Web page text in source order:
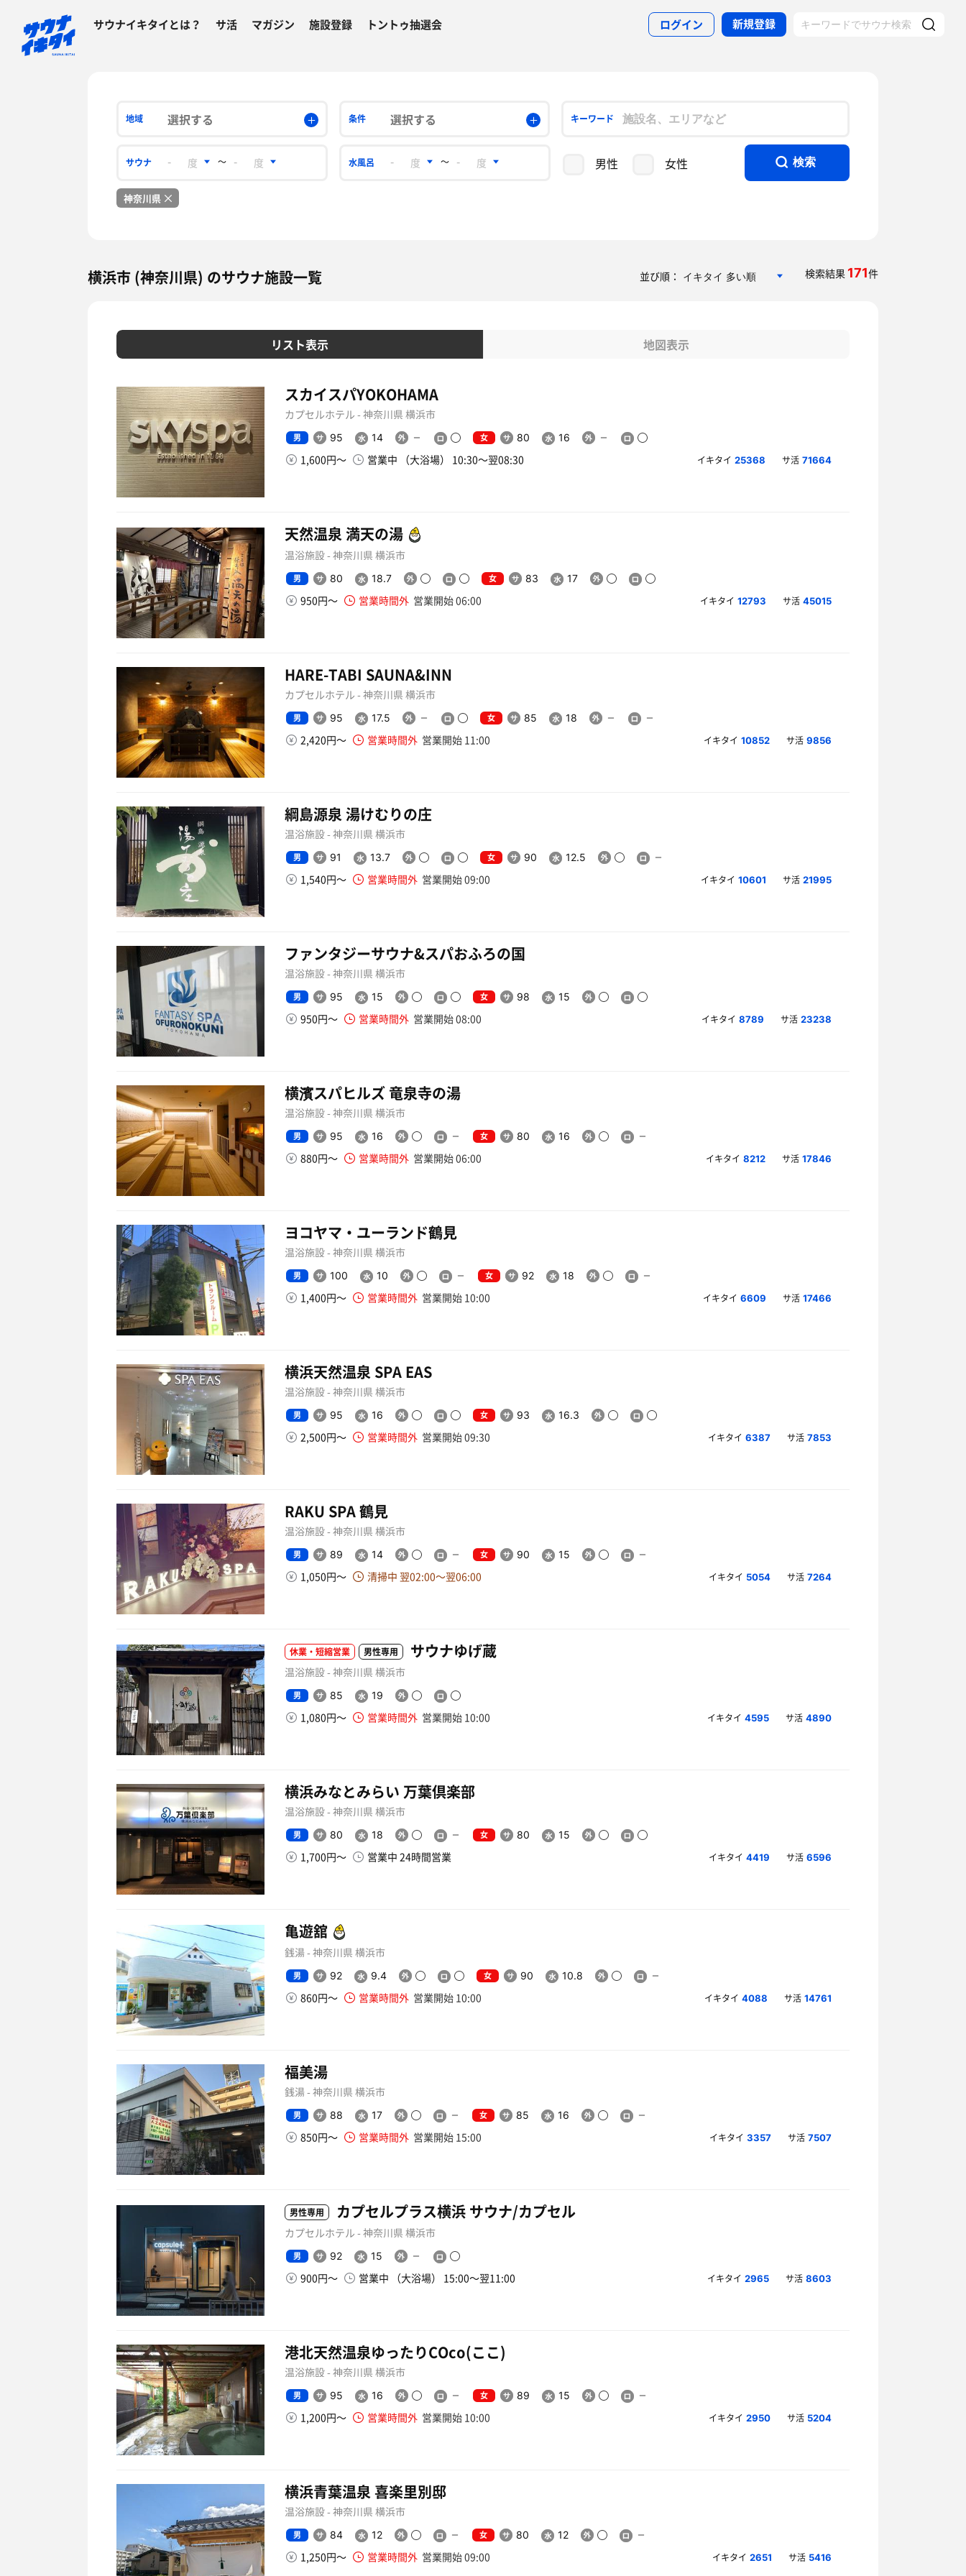
サウナイキタイとは？ サ活 マガジン 施設登録 トントゥ抽選会 ログイン 新規登録
地域 選択する 条件 選択する キーワード
サウナ 〜 水風呂 〜 男性 女性 検索
神奈川県
横浜市 (神奈川県) のサウナ施設一覧 検索結果 171件
並び順：
リスト表示 地図表示
スカイスパYOKOHAMA
カプセルホテル - 神奈川県 横浜市
男 95 14 女 80 16
1,600円〜 営業中 （大浴場） 10:30〜翌08:30 イキタイ 25368 サ活 71664
天然温泉 満天の湯
温浴施設 - 神奈川県 横浜市
男 80 18.7 女 83 17
950円〜 営業時間外 営業開始 06:00 イキタイ 12793 サ活 45015
HARE-TABI SAUNA&INN
カプセルホテル - 神奈川県 横浜市
男 95 17.5 女 85 18
2,420円〜 営業時間外 営業開始 11:00 イキタイ 10852 サ活 9856
綱島源泉 湯けむりの庄
温浴施設 - 神奈川県 横浜市
男 91 13.7 女 90 12.5
1,540円〜 営業時間外 営業開始 09:00 イキタイ 10601 サ活 21995
ファンタジーサウナ&スパおふろの国
温浴施設 - 神奈川県 横浜市
男 95 15 女 98 15
950円〜 営業時間外 営業開始 08:00 イキタイ 8789 サ活 23238
横濱スパヒルズ 竜泉寺の湯
温浴施設 - 神奈川県 横浜市
男 95 16 女 80 16
880円〜 営業時間外 営業開始 06:00 イキタイ 8212 サ活 17846
ヨコヤマ・ユーランド鶴見
温浴施設 - 神奈川県 横浜市
男 100 10 女 92 18
1,400円〜 営業時間外 営業開始 10:00 イキタイ 6609 サ活 17466
横浜天然温泉 SPA EAS
温浴施設 - 神奈川県 横浜市
男 95 16 女 93 16.3
2,500円〜 営業時間外 営業開始 09:30 イキタイ 6387 サ活 7853
RAKU SPA 鶴見
温浴施設 - 神奈川県 横浜市
男 89 14 女 90 15
1,050円〜 清掃中 翌02:00〜翌06:00 イキタイ 5054 サ活 7264
休業・短縮営業 男性専用 サウナゆげ蔵
温浴施設 - 神奈川県 横浜市
男 85 19
1,080円〜 営業時間外 営業開始 10:00 イキタイ 4595 サ活 4890
横浜みなとみらい 万葉倶楽部
温浴施設 - 神奈川県 横浜市
男 80 18 女 80 15
1,700円〜 営業中 24時間営業 イキタイ 4419 サ活 6596
亀遊舘
銭湯 - 神奈川県 横浜市
男 92 9.4 女 90 10.8
860円〜 営業時間外 営業開始 10:00 イキタイ 4088 サ活 14761
福美湯
銭湯 - 神奈川県 横浜市
男 88 17 女 85 16
850円〜 営業時間外 営業開始 15:00 イキタイ 3357 サ活 7507
男性専用 カプセルプラス横浜 サウナ/カプセル
カプセルホテル - 神奈川県 横浜市
男 92 15
900円〜 営業中 （大浴場） 15:00〜翌11:00 イキタイ 2965 サ活 8603
港北天然温泉ゆったりCOco(ここ)
温浴施設 - 神奈川県 横浜市
男 95 16 女 89 15
1,200円〜 営業時間外 営業開始 10:00 イキタイ 2950 サ活 5204
横浜青葉温泉 喜楽里別邸
温浴施設 - 神奈川県 横浜市
男 84 12 女 80 12
1,250円〜 営業時間外 営業開始 09:00 イキタイ 2651 サ活 5416